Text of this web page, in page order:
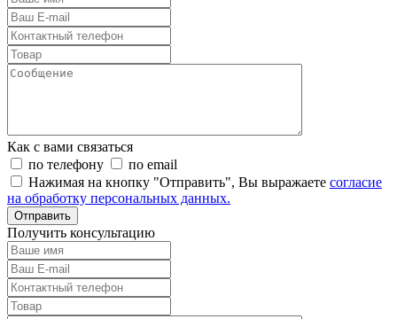
Как с вами связаться
по телефону
по email
Нажимая на кнопку "Отправить", Вы выражаете согласие
на обработку персональных данных.
Отправить
Получить консультацию